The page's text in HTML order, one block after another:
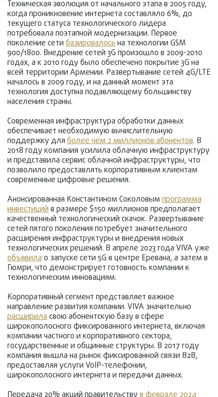
Техническая эволюция от начального этапа в 2005 году,
когда проникновение интернета составляло 6%, до
текущего статуса технологического лидера
потребовала поэтапной модернизации. Первое
поколение сети базировалосьна технологии GSM
900/1800. Внедрение сетей 3G произошло в 2009-2010
годах, а к 2010 году было обеспечено покрытие 3G на
всей территории Армении. Развертывание сетей 4G/LTE
началось в 2009 году, и на данный момент эта
технология доступна подавляющему большинству
населения страны.
Современная инфраструктура обработки данных
обеспечивает необходимую вычислительную
поддержку для более чем 2 миллионов абонентов. В
2018 году компания усилила облачную инфраструктуру
и представила сервис облачной инфраструктуры, что
позволило предоставлять корпоративным клиентам
современные цифровые решения.
Анонсированная Константином Соколовым программа
инвестицийв размере $150 миллионов предполагает
качественный технологический скачок. Развертывание
сетей пятого поколения потребует значительного
расширения инфраструктуры и внедрения новых
технологических решений. В апреле 2023 года VIVA уже
объявилао запуске сети 5G в центре Еревана, а затем в
Гюмри, что демонстрирует готовность компании к
технологическим инновациям.
Корпоративный сегмент представляет важное
направление развития компании. VIVA значительно
расшириласвою абонентскую базу в сфере
широкополосного фиксированного интернета, включая
компании частного и корпоративного сектора,
государственные и общинные структуры. В 2017 году
компания вышла на рынок фиксированной связи B2B,
предоставляя услуги VoIP-телефонии,
широкополосного интернета и передачи данных.